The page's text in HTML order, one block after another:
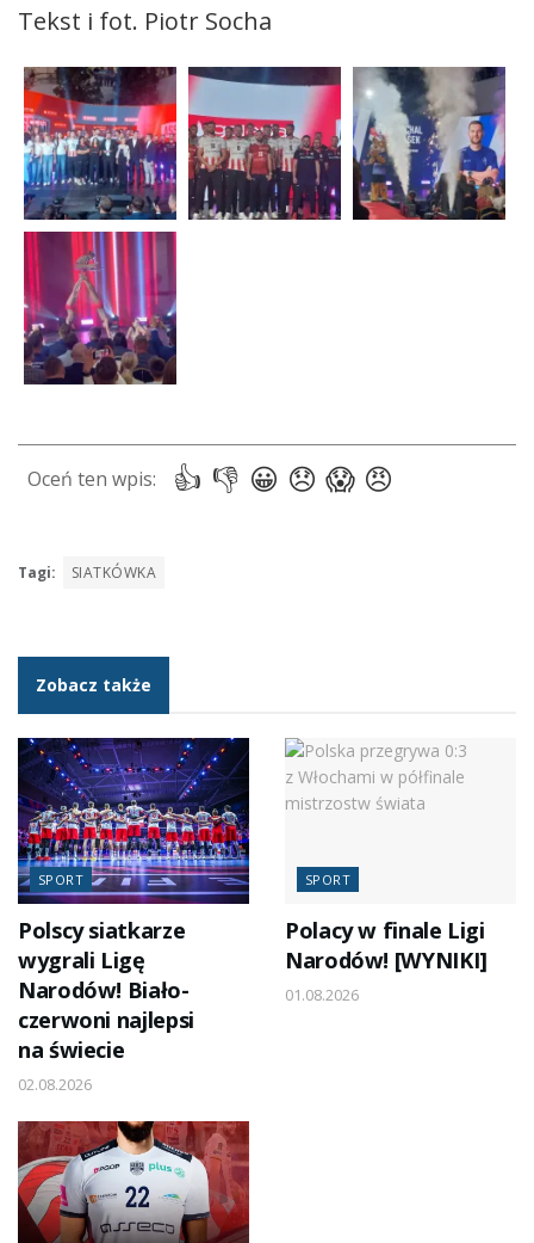
Tekst i fot. Piotr Socha
Tagi: SIATKÓWKA
Zobacz także
SPORT
Polscy siatkarze
wygrali Ligę
Narodów! Biało-
czerwoni najlepsi
na świecie
02.08.2026
SPORT
Polacy w finale Ligi
Narodów! [WYNIKI]
01.08.2026